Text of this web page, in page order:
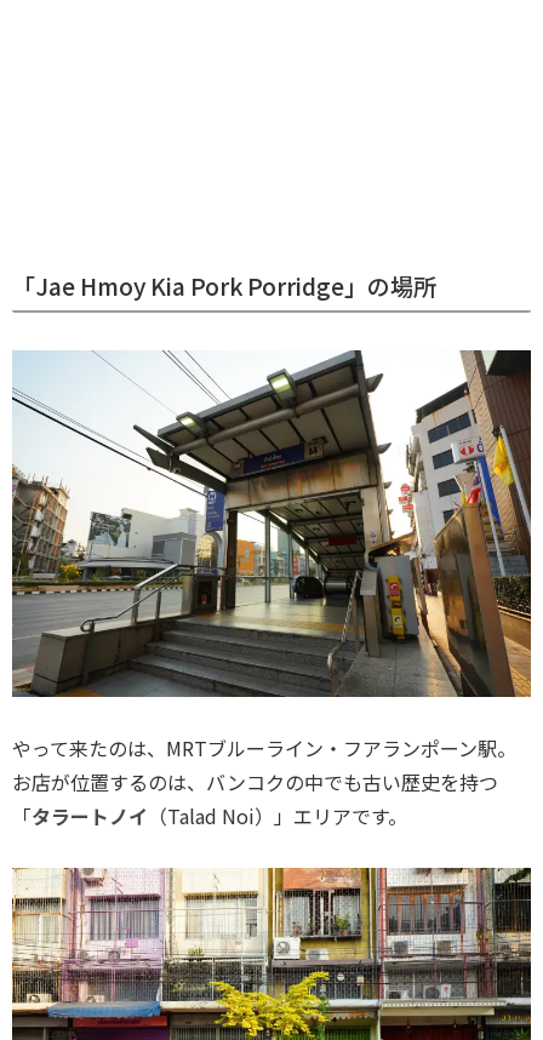
「Jae Hmoy Kia Pork Porridge」の場所
やって来たのは、MRTブルーライン・フアランポーン駅。
お店が位置するのは、バンコクの中でも古い歴史を持つ
「タラートノイ （Talad Noi）」エリアです。